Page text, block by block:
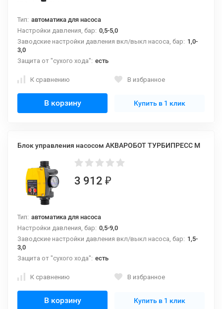
Тип: автоматика для насоса
Настройки давления, бар: 0,5-5,0
Заводские настройки давления вкл/выкл насоса, бар: 1,0-
3,0
Защита от "сухого хода": есть
К сравнению В избранное
В корзину Купить в 1 клик
Блок управления насосом АКВАРОБОТ ТУРБИПРЕСС М
3 912 ₽
Тип: автоматика для насоса
Настройки давления, бар: 0,5-9,0
Заводские настройки давления вкл/выкл насоса, бар: 1,5-
3,0
Защита от "сухого хода": есть
К сравнению В избранное
В корзину Купить в 1 клик